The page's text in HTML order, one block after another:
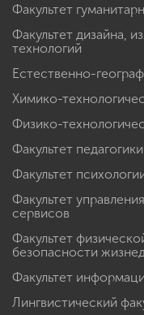
Факультет
Факультет дизайна,
технологий
Естественно-
Химико-
Физико-
Факультет педагогики
Факультет
Факультет
сервисов
Факультет
безопасности
Факультет
Лингвистический